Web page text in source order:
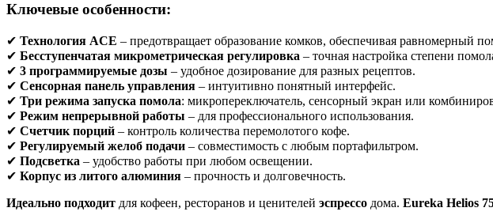
Ключевые особенности:
✔ Технология ACE – предотвращает образование комков, обеспечивая равномерный
✔ Бесступенчатая микрометрическая регулировка – точная настройка степени
✔ 3 программируемые дозы – удобное дозирование для разных рецептов.
✔ Сенсорная панель управления – интуитивно понятный интерфейс.
✔ Три режима запуска помола: микропереключатель, сенсорный экран или
✔ Режим непрерывной работы – для профессионального использования.
✔ Счетчик порций – контроль количества перемолотого кофе.
✔ Регулируемый желоб подачи – совместимость с любым портафильтром.
✔ Подсветка – удобство работы при любом освещении.
✔ Корпус из литого алюминия – прочность и долговечность.
Идеально подходит для кофеен, ресторанов и ценителей эспрессо дома. Eureka Helios